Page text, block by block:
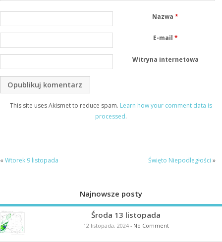
Nazwa*
E-mail *
Witryna internetowa
This site uses Akismet to reduce spam. Learn how your comment data is
processed.
« Wtorek 9 listopada Święto Niepodległości »
Najnowsze posty
Środa 13 listopada
12 listopada, 2024- No Comment